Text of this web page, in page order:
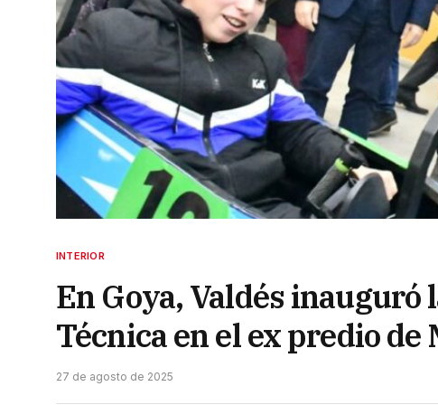
INTERIOR
En Goya, Valdés inauguró
Técnica en el ex predio de
27 de agosto de 2025